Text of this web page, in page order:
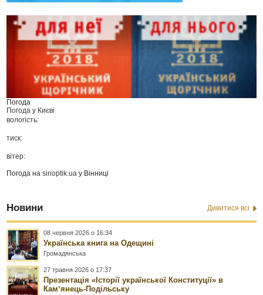
Погода
Погода у Києві
вологість:
тиск:
вітер:
Погода наsinoptik.ua у Вінниці
Новини Дивитися всі
08 червня 2026 о 16:34
Українська книга на Одещині
Громадянська
27 травня 2026 о 17:37
Презентація «Історії української Конституції» в
Камʼянець-Подільську